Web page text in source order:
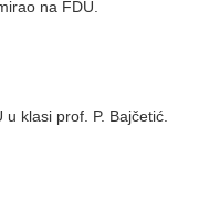
na FDU.
klasi prof. P. Bajčetić.